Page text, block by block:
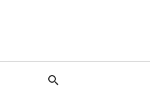
search